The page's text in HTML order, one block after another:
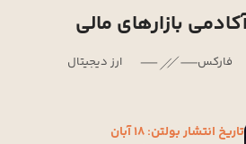
بازارهای مالی
فارکس ارز دیجیتال
تاریخ انتشار بولتن: 18 آبان